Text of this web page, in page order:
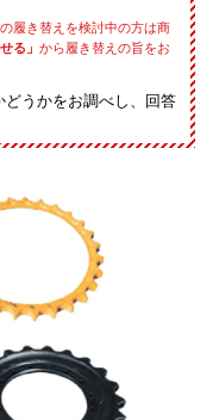
履き替えを検討中の方は商
る」から履き替えの旨をお
うかをお調べし、回答